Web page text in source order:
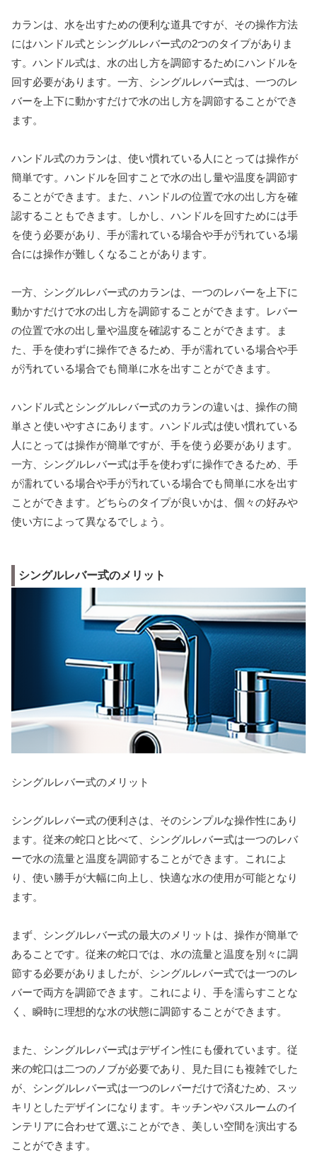
カランは、水を出すための便利な道具ですが、その操作方法
にはハンドル式とシングルレバー式の2つのタイプがありま
す。ハンドル式は、水の出し方を調節するためにハンドルを
回す必要があります。一方、シングルレバー式は、一つのレ
バーを上下に動かすだけで水の出し方を調節することができ
ます。
ハンドル式のカランは、使い慣れている人にとっては操作が
簡単です。ハンドルを回すことで水の出し量や温度を調節す
ることができます。また、ハンドルの位置で水の出し方を確
認することもできます。しかし、ハンドルを回すためには手
を使う必要があり、手が濡れている場合や手が汚れている場
合には操作が難しくなることがあります。
一方、シングルレバー式のカランは、一つのレバーを上下に
動かすだけで水の出し方を調節することができます。レバー
の位置で水の出し量や温度を確認することができます。ま
た、手を使わずに操作できるため、手が濡れている場合や手
が汚れている場合でも簡単に水を出すことができます。
ハンドル式とシングルレバー式のカランの違いは、操作の簡
単さと使いやすさにあります。ハンドル式は使い慣れている
人にとっては操作が簡単ですが、手を使う必要があります。
一方、シングルレバー式は手を使わずに操作できるため、手
が濡れている場合や手が汚れている場合でも簡単に水を出す
ことができます。どちらのタイプが良いかは、個々の好みや
使い方によって異なるでしょう。
シングルレバー式のメリット
シングルレバー式のメリット
シングルレバー式の便利さは、そのシンプルな操作性にあり
ます。従来の蛇口と比べて、シングルレバー式は一つのレバ
ーで水の流量と温度を調節することができます。これによ
り、使い勝手が大幅に向上し、快適な水の使用が可能となり
ます。
まず、シングルレバー式の最大のメリットは、操作が簡単で
あることです。従来の蛇口では、水の流量と温度を別々に調
節する必要がありましたが、シングルレバー式では一つのレ
バーで両方を調節できます。これにより、手を濡らすことな
く、瞬時に理想的な水の状態に調節することができます。
また、シングルレバー式はデザイン性にも優れています。従
来の蛇口は二つのノブが必要であり、見た目にも複雑でした
が、シングルレバー式は一つのレバーだけで済むため、スッ
キリとしたデザインになります。キッチンやバスルームのイ
ンテリアに合わせて選ぶことができ、美しい空間を演出する
ことができます。